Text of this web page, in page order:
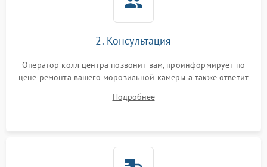
2. Консультация
Оператор колл центра позвонит вам, проинформирует по
цене ремонта вашего морозильной камеры а также ответит
Подробнее